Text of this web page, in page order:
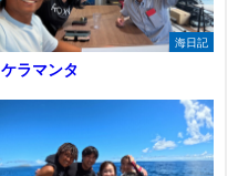
海日記
ケラマンタ